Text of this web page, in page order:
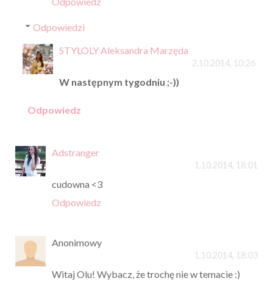
Odpowiedzi
STYLOLY Aleksandra Marzęda
2.10.2014, 10:26
W następnym tygodniu ;-))
Odpowiedz
Adstranger
1.10.2014, 18:01
cudowna <3
Odpowiedz
Anonimowy
1.10.2014, 18:03
Witaj Olu! Wybacz, że trochę nie w temacie :)